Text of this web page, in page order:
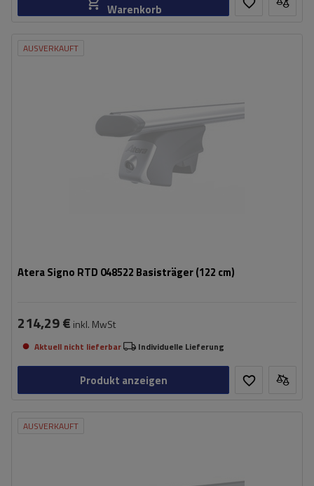
Warenkorb
AUSVERKAUFT
Atera Signo RTD 048522 Basisträger (122 cm)
214,29 € inkl. MwSt
Aktuell nicht lieferbar Individuelle Lieferung
Produkt anzeigen
AUSVERKAUFT